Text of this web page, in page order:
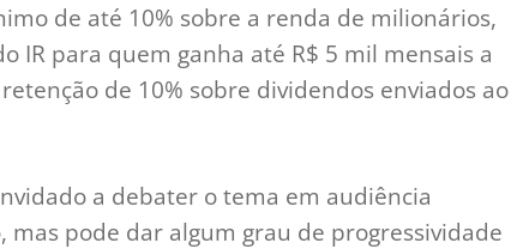
de até 10% sobre a renda de milionários,
IR para quem ganha até R$ 5 mil mensais a
de 10% sobre dividendos enviados ao
a debater o tema em audiência
pode dar algum grau de progressividade